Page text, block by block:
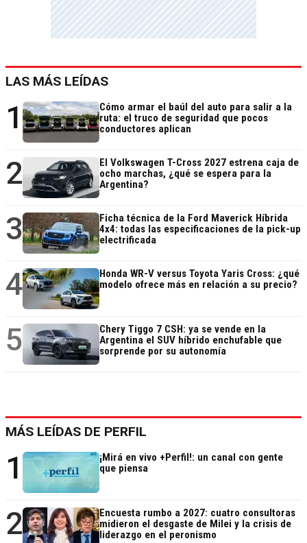
LAS MÁS LEÍDAS
1
Cómo armar el baúl del auto para salir a la
ruta: el truco de seguridad que pocos
conductores aplican
2
El Volkswagen T-Cross 2027 estrena caja de
ocho marchas, ¿qué se espera para la
Argentina?
3
Ficha técnica de la Ford Maverick Híbrida
4x4: todas las especificaciones de la pick-up
electrificada
4
Honda WR-V versus Toyota Yaris Cross: ¿qué
modelo ofrece más en relación a su precio?
5
Chery Tiggo 7 CSH: ya se vende en la
Argentina el SUV híbrido enchufable que
sorprende por su autonomía
MÁS LEÍDAS DE PERFIL
1
¡Mirá en vivo +Perfil!: un canal con gente
que piensa
2
Encuesta rumbo a 2027: cuatro consultoras
midieron el desgaste de Milei y la crisis de
liderazgo en el peronismo